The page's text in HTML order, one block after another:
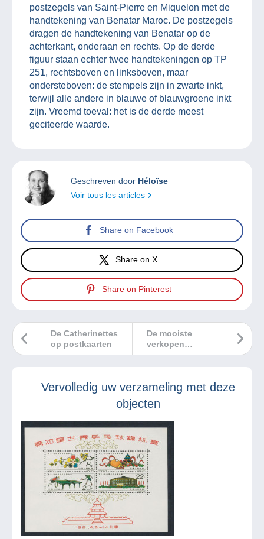
postzegels van Saint-Pierre en Miquelon met de
handtekening van Benatar Maroc. De postzegels
dragen de handtekening van Benatar op de
achterkant, onderaan en rechts. Op de derde
figuur staan echter twee handtekeningen op TP
251, rechtsboven en linksboven, maar
ondersteboven: de stempels zijn in zwarte inkt,
terwijl alle andere in blauwe of blauwgroene inkt
zijn. Vreemd toeval: het is de derde meest
geciteerde waarde.
Geschreven door Héloïse
Voir tous les articles
Share on Facebook
Share on X
Share on Pinterest
De mooiste
verkopen
Delcampe
De Catherinettes
op postkaarten
Vervolledig uw verzameling met deze
objecten